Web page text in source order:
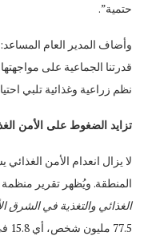
حتمية”.
وأضاف المدير العام المساعد:
قدرتنا الجماعية على
نظم زراعية وغذائية تلبي
تزايد الضغوط على الأمن
لا يزال انعدام الأمن
المنطقة. ويُظهر تقرير منظمة
الغذائي والتغذية في الشرق